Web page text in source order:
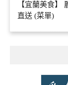
【宜蘭美食】
直送 (菜單)